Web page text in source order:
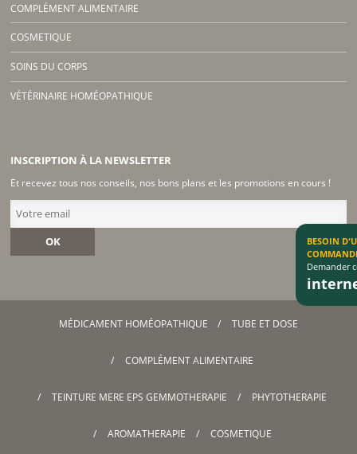
COMPLÉMENT ALIMENTAIRE
COSMETIQUE
SOINS DU CORPS
VÉTÉRINAIRE HOMÉOPATHIQUE
INSCRIPTION À LA NEWSLETTER
Et recevez tous nos conseils, nos bons plans et les promotions en cours !
OK
MÉDICAMENT HOMÉOPATHIQUE TUBE ET DOSE
COMPLÉMENT ALIMENTAIRE
TEINTURE MERE EPS GEMMOTHERAPIE PHYTOTHERAPIE
AROMATHERAPIE COSMETIQUE
BESOIN
Demander